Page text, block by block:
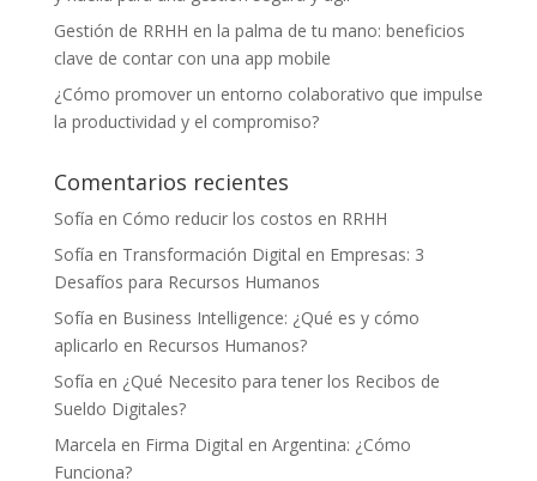
Gestión de RRHH en la palma de tu mano: beneficios
clave de contar con una app mobile
¿Cómo promover un entorno colaborativo que impulse
la productividad y el compromiso?
Comentarios recientes
Sofía en Cómo reducir los costos en RRHH
Sofía en Transformación Digital en Empresas: 3
Desafíos para Recursos Humanos
Sofía en Business Intelligence: ¿Qué es y cómo
aplicarlo en Recursos Humanos?
Sofía en ¿Qué Necesito para tener los Recibos de
Sueldo Digitales?
Marcela en Firma Digital en Argentina: ¿Cómo
Funciona?